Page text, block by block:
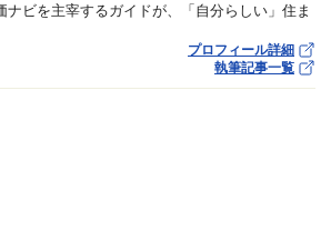
ナビを主宰するガイドが、「自分らしい」住ま
プロフィール詳細
執筆記事一覧